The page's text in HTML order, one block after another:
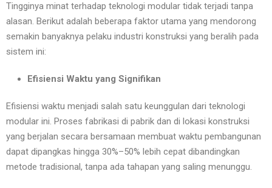
Tingginya minat terhadap teknologi modular tidak terjadi tanpa
alasan. Berikut adalah beberapa faktor utama yang mendorong
semakin banyaknya pelaku industri konstruksi yang beralih pada
sistem ini:
Efisiensi Waktu yang Signifikan
Efisiensi waktu menjadi salah satu keunggulan dari teknologi
modular ini. Proses fabrikasi di pabrik dan di lokasi konstruksi
yang berjalan secara bersamaan membuat waktu pembangunan
dapat dipangkas hingga 30%–50% lebih cepat dibandingkan
metode tradisional, tanpa ada tahapan yang saling menunggu.